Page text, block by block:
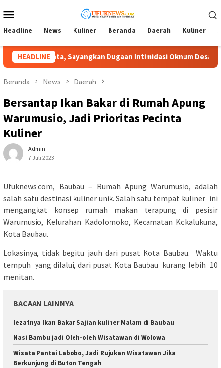
ke
kontenMobile
Headline News Kuliner Beranda Daerah Kuliner
HEADLINE
Dugaan Intimidasi Oknum Desa Lambat Tangani
Beranda News Daerah
Bersantap Ikan Bakar di Rumah Apung
Warumusio, Jadi Prioritas Pecinta
Kuliner
Admin
7 Juli 2023
Ufuknews.com, Baubau – Rumah Apung Warumusio, adalah
salah satu destinasi kuliner unik. Salah satu tempat kuliner ini
mengangkat konsep rumah makan terapung di pesisir
Warumusio, Kelurahan Kadolomoko, Kecamatan Kokalukuna,
Kota Baubau.
Lokasinya, tidak begitu jauh dari pusat Kota Baubau. Waktu
tempuh yang dilalui, dari pusat Kota Baubau kurang lebih 10
menitan.
BACAAN LAINNYA
lezatnya Ikan Bakar Sajian kuliner Malam di Baubau
Nasi Bambu jadi Oleh-oleh Wisatawan di Wolowa
Wisata Pantai Labobo, Jadi Rujukan Wisatawan Jika
Berkunjung di Buton Tengah